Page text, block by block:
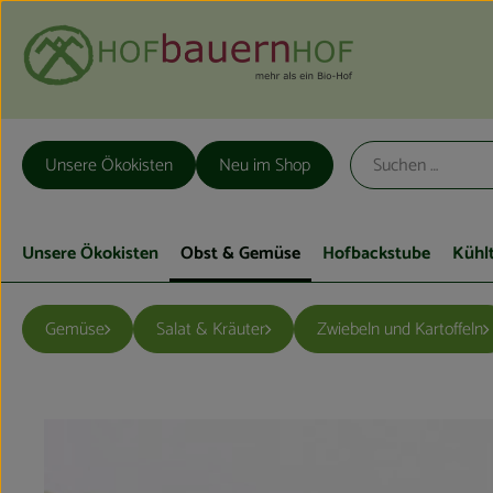
Unsere Ökokisten Neu im Shop
Unsere Ökokisten Obst & Gemüse Hofbackstube
Gemüse Salat & Kräuter Zwiebeln und Kartoffeln